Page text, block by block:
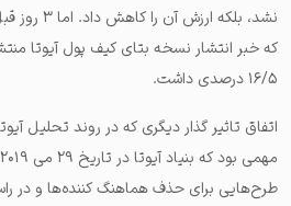
نشد، بلکه
که خبر انتشار نسخه بتای کیف پول آیوتا
۱۶/۵ درصدی داشت.
اتفاق تاثیر گذار دیگری که در روند تحلیل
طرح‌هایی برای حذف هماهنگ کننده‌ها و در